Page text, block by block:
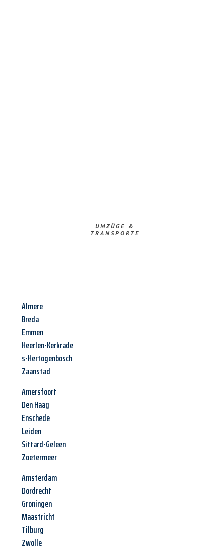
UMZÜGE &
TRANSPORTE
Almere
Breda
Emmen
Heerlen-Kerkrade
s-Hertogenbosch
Zaanstad
Amersfoort
Den Haag
Enschede
Leiden
Sittard-Geleen
Zoetermeer
Amsterdam
Dordrecht
Groningen
Maastricht
Tilburg
Zwolle